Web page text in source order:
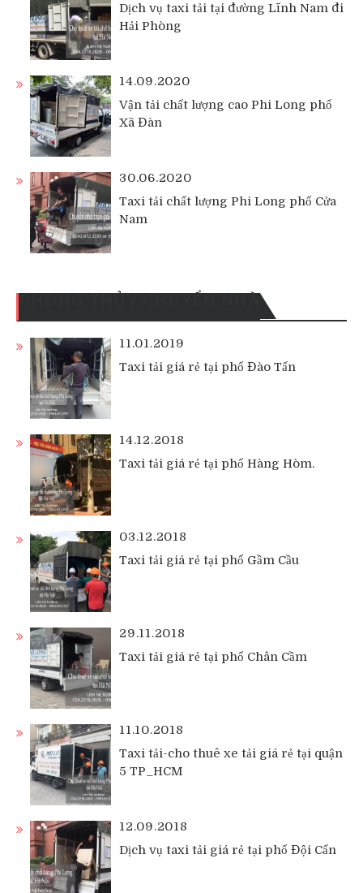
Dịch vụ taxi tải tại đường Lĩnh Nam đi
Hải Phòng
14.09.2020
Vận tải chất lượng cao Phi Long phố
Xã Đàn
30.06.2020
Taxi tải chất lượng Phi Long phố Cửa
Nam
11.01.2019
Taxi tải giá rẻ tại phố Đào Tấn
14.12.2018
Taxi tải giá rẻ tại phố Hàng Hòm.
03.12.2018
Taxi tải giá rẻ tại phố Gầm Cầu
29.11.2018
Taxi tải giá rẻ tại phố Chân Cầm
11.10.2018
Taxi tải-cho thuê xe tải giá rẻ tại quận
5 TP_HCM
12.09.2018
Dịch vụ taxi tải giá rẻ tại phố Đội Cấn